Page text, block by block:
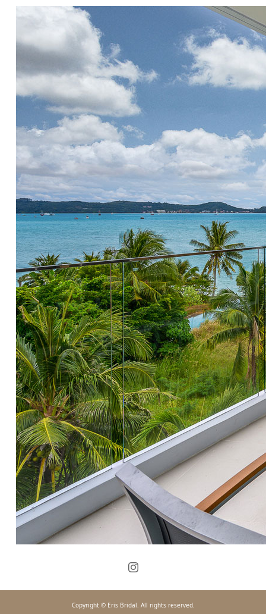
Copyright © Eris Bridal. All rights reserved.